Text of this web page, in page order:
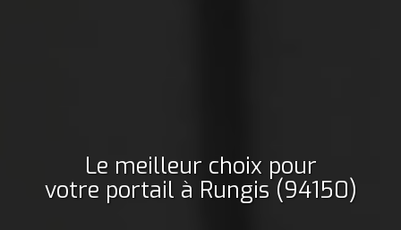
Le meilleur choix pour
votre portail à Rungis (94150)